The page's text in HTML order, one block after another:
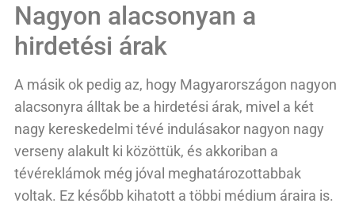
Nagyon alacsonyan a
hirdetési árak
A másik ok pedig az, hogy Magyarországon nagyon
alacsonyra álltak be a hirdetési árak, mivel a két
nagy kereskedelmi tévé indulásakor nagyon nagy
verseny alakult ki közöttük, és akkoriban a
tévéreklámok még jóval meghatározottabbak
voltak. Ez később kihatott a többi médium áraira is.